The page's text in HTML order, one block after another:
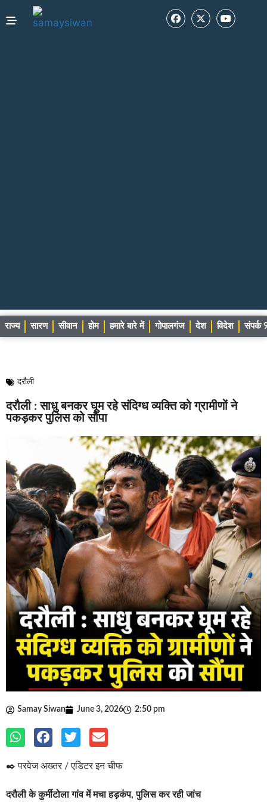
राज्य सारण सीवान होम हमारे बारे में गोपालगंज देश विदेश संपर्क
दरौली
दरौली : साधु बनकर घूम रहे संदिग्ध व्यक्ति को ग्रामीणों ने
पकड़कर पुलिस को सौंपा
Samay Siwan June 3, 2026 2:50 pm
✒️ परवेज अख्तर / एडिटर इन चीफ
दरौली के कुर्मीटोला गांव में मचा हड़कंप, पुलिस कर रही जांच